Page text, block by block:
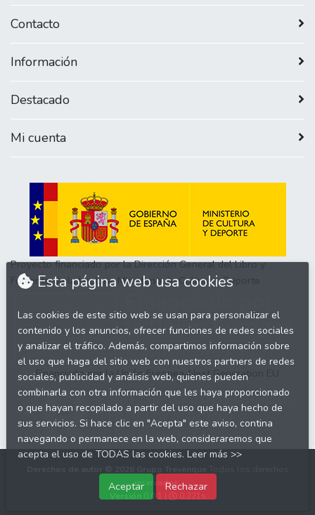
Contacto
Información
Destacado
Mi cuenta
Proyecto financiado por la Dirección General del Libro y
Fomento de la Lectura, Ministerio de Cultura y Deporte
Financiado por la Unión Europea-Next Generation EU
reservados.
0.0.1 |
Esta página web usa cookies
Las cookies de este sitio web se usan para personalizar el
contenido y los anuncios, ofrecer funciones de redes sociales
y analizar el tráfico. Además, compartimos información sobre
el uso que haga del sitio web con nuestros partners de redes
sociales, publicidad y análisis web, quienes pueden
combinarla con otra información que les haya proporcionado
o que hayan recopilado a partir del uso que haya hecho de
sus servicios. Si hace clic en "Acepta" este aviso, contina
navegando o permanece en la web, consideraremos que
acepta el uso de TODAS las cookies. Leer más >>
Aceptar Rechazar